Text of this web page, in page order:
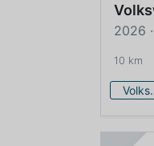
2026
10 km